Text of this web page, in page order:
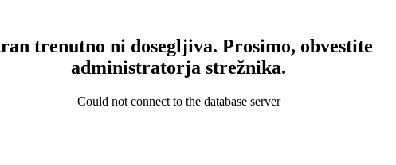
trenutno ni dosegljiva. Prosimo, obvestite
administratorja strežnika.
Could not connect to the database server